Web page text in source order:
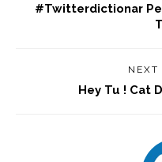
#twitterdictionar
NEXT
Hey Tu ! Cat